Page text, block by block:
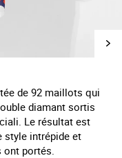
de 92 maillots qui
diamant sortis
Le résultat est
style intrépide et
ont portés.